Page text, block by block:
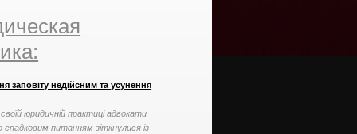
заповіту недійсним та усунення
юридичній практиці адвокати
спадковим питанням зіткнулися із